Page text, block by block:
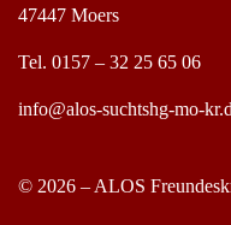
47447 Moers
Tel. 0157 – 32 25 65 06
info@alos-suchtshg-mo-
© 2026 – ALOS